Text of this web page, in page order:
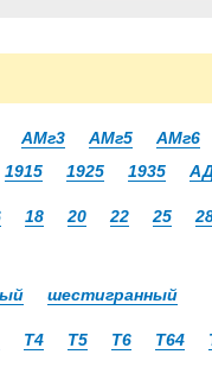
АМг3 АМг5 АМг6
1915 1925 1935
18 20 22 25
шестигранный
Т4 Т5 Т6 Т64